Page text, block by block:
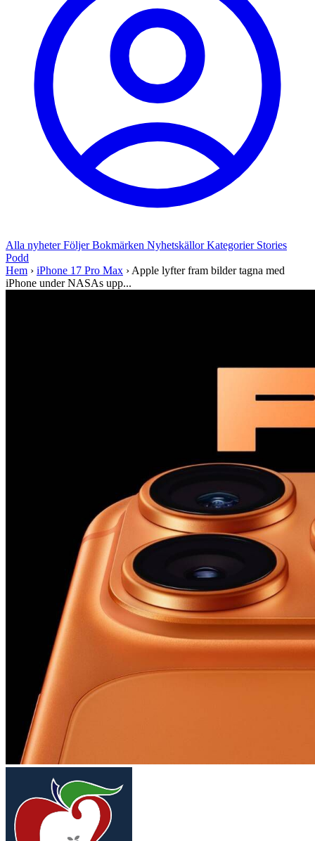
Alla nyheterFöljerBokmärken NyhetskällorKategorier Stories
Podd
Hem › iPhone 17 Pro Max › Apple lyfter fram bilder tagna med
iPhone under NASAs upp...